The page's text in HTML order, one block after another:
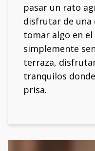
pasar un rato
disfrutar de una
tomar algo en
simplemente
terraza,
tranquilos
prisa.